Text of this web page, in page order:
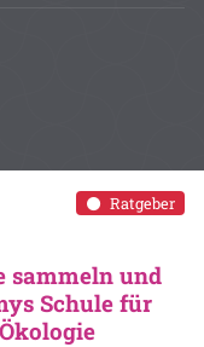
Ratgeber
sammeln und
Schule für